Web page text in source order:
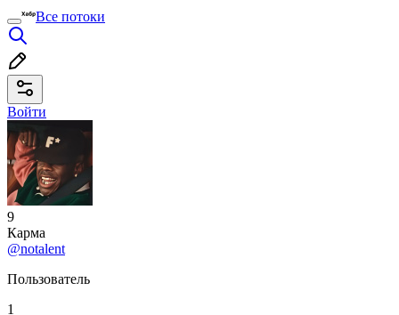
Все потоки
Войти
9
Карма
@notalent
Пользователь
1